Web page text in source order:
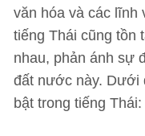
văn hóa và các lĩnh
tiếng Thái cũng tồn
nhau, phản ánh sự
đất nước này. Dưới
bật trong tiếng Thái: